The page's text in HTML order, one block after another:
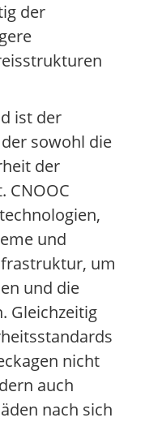
der
ist der
sowohl die
der
CNOOC
und
um
und die
Gleichzeitig
nicht
auch
nach sich